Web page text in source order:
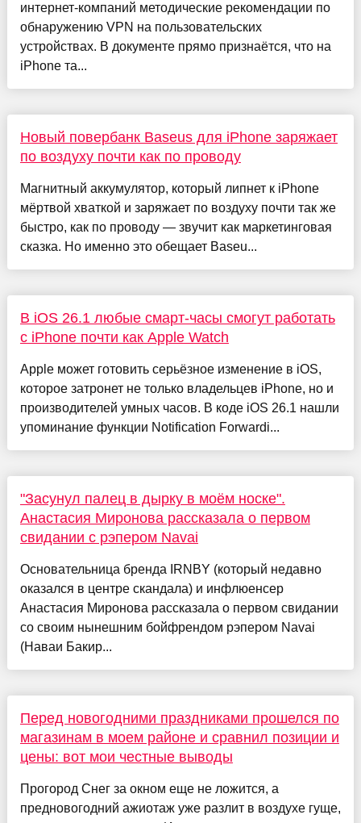
интернет-компаний методические рекомендации по
обнаружению VPN на пользовательских
устройствах. В документе прямо признаётся, что на
iPhone та...
Новый повербанк Baseus для iPhone заряжает
по воздуху почти как по проводу
Магнитный аккумулятор, который липнет к iPhone
мёртвой хваткой и заряжает по воздуху почти так же
быстро, как по проводу — звучит как маркетинговая
сказка. Но именно это обещает Baseu...
В iOS 26.1 любые смарт-часы смогут работать
с iPhone почти как Apple Watch
Apple может готовить серьёзное изменение в iOS,
которое затронет не только владельцев iPhone, но и
производителей умных часов. В коде iOS 26.1 нашли
упоминание функции Notification Forwardi...
"Засунул палец в дырку в моём носке".
Анастасия Миронова рассказала о первом
свидании с рэпером Navai
Основательница бренда IRNBY (который недавно
оказался в центре скандала) и инфлюенсер
Анастасия Миронова рассказала о первом свидании
со своим нынешним бойфрендом рэпером Navai
(Наваи Бакир...
Перед новогодними праздниками прошелся по
магазинам в моем районе и сравнил позиции и
цены: вот мои честные выводы
Прогород Снег за окном еще не ложится, а
предновогодний ажиотаж уже разлит в воздухе гуще,